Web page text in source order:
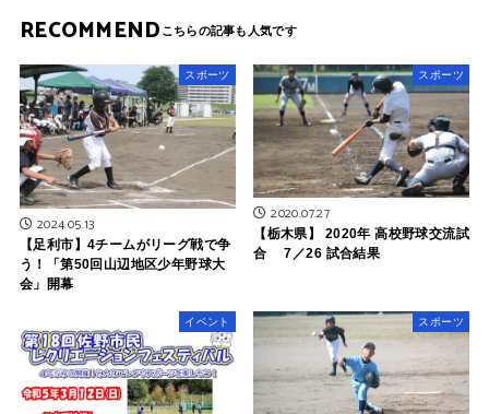
RECOMMEND
スポーツ
2024.05.13
【足利市】4チームがリーグ戦で争
う！「第50回山辺地区少年野球大
会」開幕
スポーツ
2020.07.27
【栃木県】 2020年 高校野球交流試
合 7／26 試合結果
イベント スポーツ